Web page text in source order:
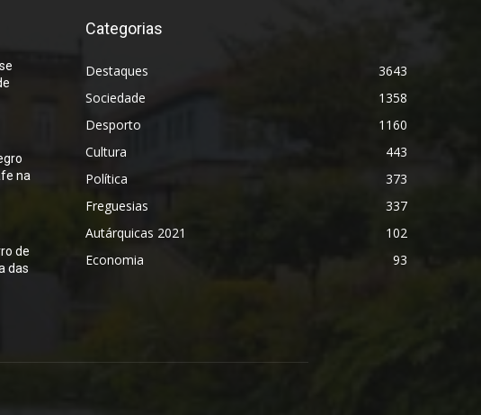
na
de
das
Categorias
Destaques
3643
Sociedade
1358
Desporto
1160
Cultura
443
Política
373
Freguesias
337
Autárquicas 2021
102
Economia
93